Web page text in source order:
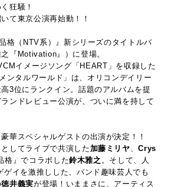
狂騒！
て東京公演再始動！！
格（NTV系）』新シリーズのタイトルバ
『Motivation』）に登場。
イメージソング「HEART」を収録した
ンタルワールド」は、オリコンデイリー
3位にランクイン。話題のアルバムを提
ンドレビュー公演が、ついに満を持して
華スペシャルゲストの出演が決定！！
してライブで共演した加藤ミリヤ 、Crys
格』でコラボした鈴木雅之 。そして、人
ゲイを激推しした、バンド趣味芸人でも
徳井義実が登場！いままさに、アーティス